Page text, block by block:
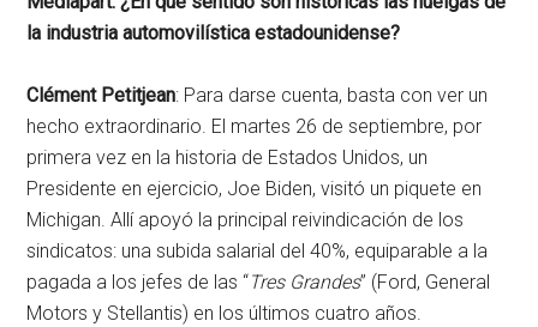
la industria automovilística estadounidense?
Clément Petitjean: Para darse cuenta, basta con ver un
hecho extraordinario. El martes 26 de septiembre, por
primera vez en la historia de Estados Unidos, un
Presidente en ejercicio, Joe Biden, visitó un piquete en
Michigan. Allí apoyó la principal reivindicación de los
sindicatos: una subida salarial del 40%, equiparable a la
pagada a los jefes de las “Tres Grandes” (Ford, General
Motors y Stellantis) en los últimos cuatro años.